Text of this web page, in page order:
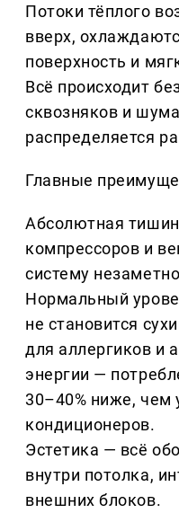
Потоки тёплого
вверх,
поверхность и
Всё происходит
сквозняков и
распределяется
Главные
Абсолютная
компрессоров и
систему
Нормальный
не становится
для аллергиков и
энергии —
30–40% ниже, чем
кондиционеров.
Эстетика — всё
внутри потолка,
внешних блоков.